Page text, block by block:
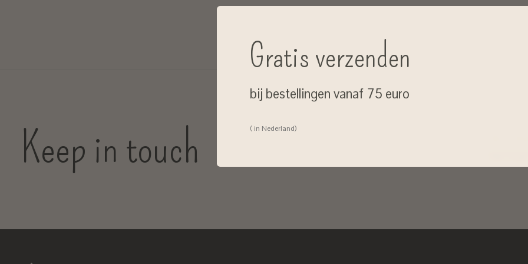
Keep in touch Geen
Gratis verzenden
bij bestellingen vanaf 75 euro
( in Nederland)